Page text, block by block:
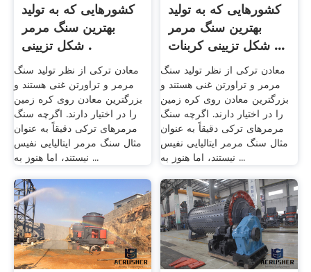
کشورهایی که به تولید
بهترین سنگ مرمر
شکل تزیینی .
معادن ترکی از نظر تولید سنگ
مرمر و تراورتن غنی هستند و
بزرگترین معادن روی کره زمین
را در اختیار دارند. اگرچه سنگ
مرمرهای ترکی دقیقاً به عنوان
مثال سنگ مرمر ایتالیایی نفیس
نیستند، اما هنوز به ...
کشورهایی که به تولید
بهترین سنگ مرمر
شکل تزیینی کربنات ...
معادن ترکی از نظر تولید سنگ
مرمر و تراورتن غنی هستند و
بزرگترین معادن روی کره زمین
را در اختیار دارند. اگرچه سنگ
مرمرهای ترکی دقیقاً به عنوان
مثال سنگ مرمر ایتالیایی نفیس
نیستند، اما هنوز به ...